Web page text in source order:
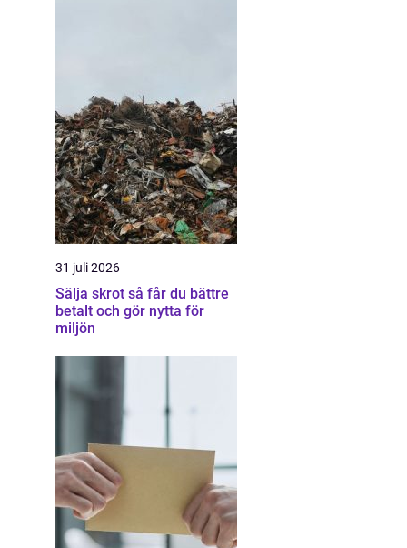
31 juli 2026
Sälja skrot så får du bättre
betalt och gör nytta för
miljön